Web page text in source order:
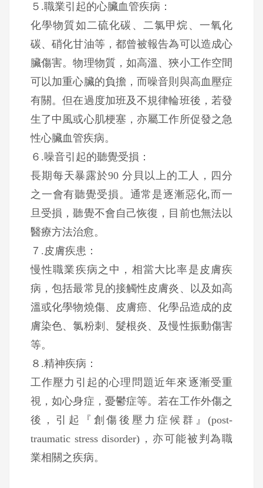
５.職業引起的心臟血管疾病：
化學物質如二硫化碳、二氯甲烷、一氧化
碳、硝化甘油等，都曾被報告為可以造成心
臟傷害。物理物質，如高溫、狹小工作空間
可以加重心臟的負擔，而噪音則與高血壓症
有關。但在過度加班及不規律輪班後，若發
生了中風或心肌梗塞，亦屬工作所促發之急
性心臟血管疾病。
６.噪音引起的聽覺受損：
長期每天暴露於90 分貝以上的工人，四分
之一會有聽覺受損。通常是逐漸惡化,而一
旦受損，聽覺不會自己恢復，目前也無法以
醫療方法治愈。
７.皮膚疾患：
慢性職業疾病之中，相當大比率是皮膚疾
病，包括最常見的接觸性皮膚炎、以及如高
溫或化學物燒傷、皮膚癌、化學品造成的皮
膚染色、氯粉刺、髮根炎、及慢性振動傷害
等。
８.精神疾病：
工作壓力引起的心理問題近年來逐漸受重
視，如心身症，憂鬱症等。若在工作外傷之
後，引起『創傷後壓力症候群』(post-
traumatic stress disorder)，亦可能被判為職
業相關之疾病。